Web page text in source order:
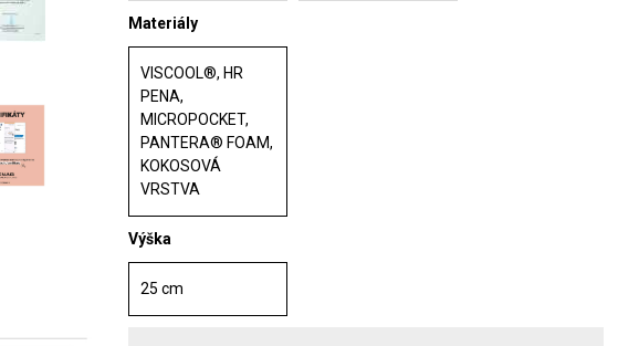
Materiály
VISCOOL®, HR
PENA,
MICROPOCKET,
PANTERA® FOAM,
KOKOSOVÁ
VRSTVA
Výška
25 cm